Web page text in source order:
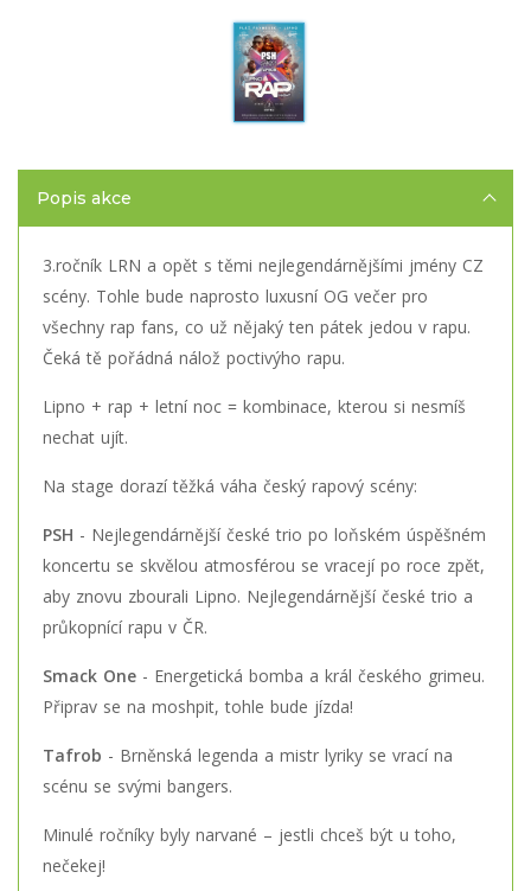
Popis akce
3.ročník LRN a opět s těmi nejlegendárnějšími jmény CZ
scény. Tohle bude naprosto luxusní OG večer pro
všechny rap fans, co už nějaký ten pátek jedou v rapu.
Čeká tě pořádná nálož poctivýho rapu.
Lipno + rap + letní noc = kombinace, kterou si nesmíš
nechat ujít.
Na stage dorazí těžká váha český rapový scény:
PSH - Nejlegendárnější české trio po loňském úspěšném
koncertu se skvělou atmosférou se vracejí po roce zpět,
aby znovu zbourali Lipno. Nejlegendárnější české trio a
průkopnící rapu v ČR.
Smack One - Energetická bomba a král českého grimeu.
Připrav se na moshpit, tohle bude jízda!
Tafrob - Brněnská legenda a mistr lyriky se vrací na
scénu se svými bangers.
Minulé ročníky byly narvané – jestli chceš být u toho,
nečekej!